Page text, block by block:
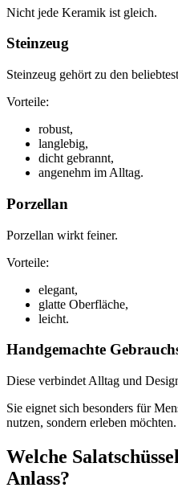
Nicht jede Keramik ist gleich.
Steinzeug
Steinzeug gehört zu den
Vorteile:
robust,
langlebig,
dicht gebrannt,
angenehm im Alltag.
Porzellan
Porzellan wirkt feiner.
Vorteile:
elegant,
glatte Oberfläche,
leicht.
Handgemachte
Diese verbindet Alltag und
Sie eignet sich besonders für
nutzen, sondern erleben möchten.
Welche
Anlass?